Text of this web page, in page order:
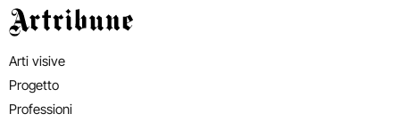
Artribune
Arti visive
Progetto
Professioni